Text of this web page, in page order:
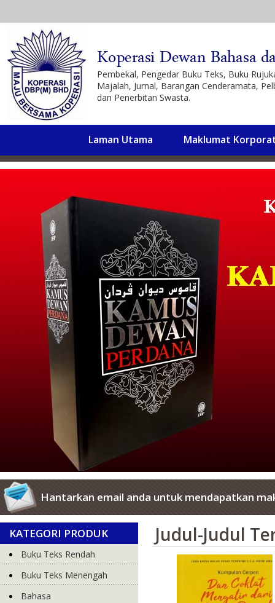
Pembekal, Pengedar Buku Teks, Buku
Majalah, Jurnal, Barangan Cenderamata,
dan Penerbitan Swasta.
Laman Utama Maklumat
Hantarkan email anda untuk mendapatkan
KATEGORI PRODUK
Buku Teks Rendah
Buku Teks Menengah
Bahasa
Judul-Judul